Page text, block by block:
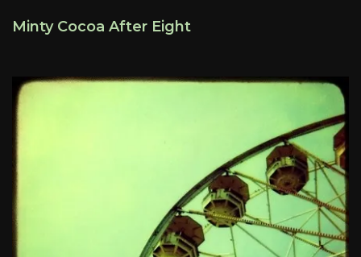
Minty Cocoa After Eight